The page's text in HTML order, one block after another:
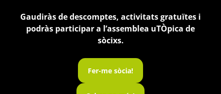
Gaudiràs de descomptes, activitats gratuïtes i
podràs participar a l’assemblea uTÒpica de
sòcixs.
Fer-me sòcia!